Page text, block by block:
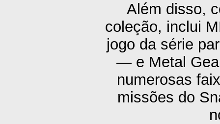
Além disso,
coleção, inclui
jogo da série
— e Metal
numerosas
missões do